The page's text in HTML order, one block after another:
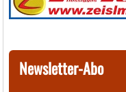
Newsletter-Abo